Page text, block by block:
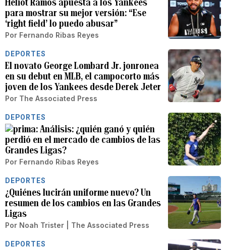
Heliot Ramos apuesta a los Yankees
para mostrar su mejor versión: “Ese
‘right field’ lo puedo abusar”
Por Fernando Ribas Reyes
DEPORTES
El novato George Lombard Jr. jonronea
en su debut en MLB, el campocorto más
joven de los Yankees desde Derek Jeter
Por The Associated Press
DEPORTES
Análisis: ¿quién ganó y quién
perdió en el mercado de cambios de las
Grandes Ligas?
Por Fernando Ribas Reyes
DEPORTES
¿Quiénes lucirán uniforme nuevo? Un
resumen de los cambios en las Grandes
Ligas
Por Noah Trister | The Associated Press
DEPORTES